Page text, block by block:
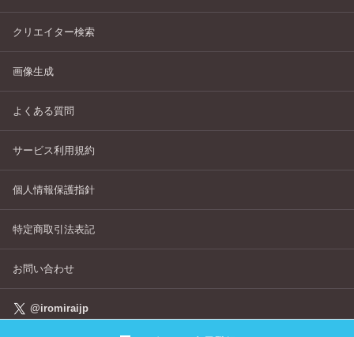
クリエイター検索
画像生成
よくある質問
サービス利用規約
個人情報保護指針
特定商取引法表記
お問い合わせ
@iromiraijp